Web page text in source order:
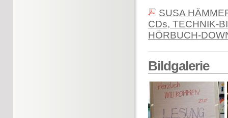
SUSA
CDs, TECHNIK-
HÖRBUCH-
Bildgalerie